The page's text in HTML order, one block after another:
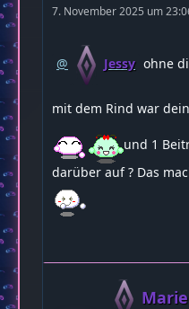
7. November 2025 um
Jessy ohne
mit dem Rind war
und 1
darüber auf ? Das